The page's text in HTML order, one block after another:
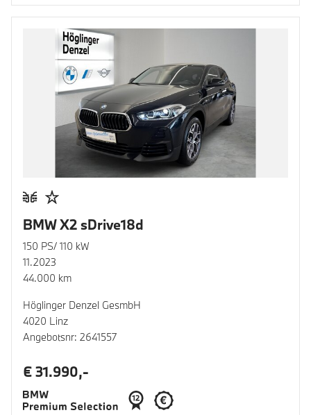
BMW X2 sDrive18d
150 PS/ 110 kW
11.2023
44.000 km
Höglinger Denzel GesmbH
4020 Linz
Angebotsnr: 2641557
€ 31.990,-